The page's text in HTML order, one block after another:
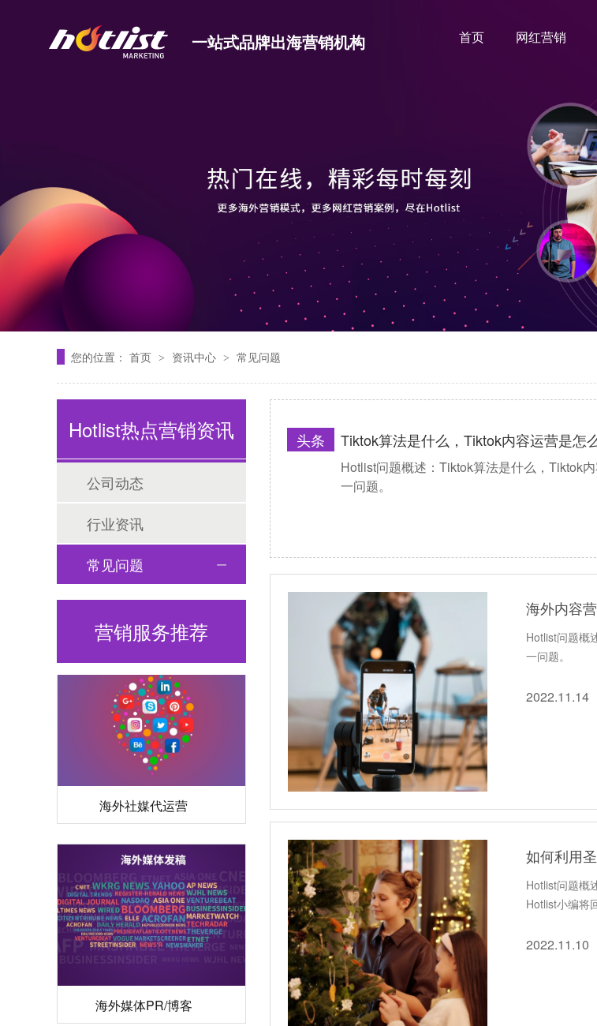
一站式品牌出海营销机构 首页 网红营销
您的位置： 首页 > 资讯中心 > 常见问题
Tiktok算法是什么，Tiktok内容​运营是怎
头条
Hotlist问题概述：Tiktok算法是什么，Tiktok
一问题。
海外内容
Hotlist问题概
一问题。
2022.11.14
如何利用
Hotlist问题概
Hotlist小编将
2022.11.10
Hotlist热点营销资讯
公司动态
行业资讯
常见问题
营销服务推荐
Tiktok海外营销
海外网红营销
海外社媒代运营
海外媒体PR/博客